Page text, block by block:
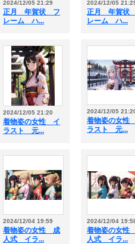
2024/12/05 21:29
正月 年賀状 フ
レーム ハ...
2024/12/05
正月 年賀状
レーム ハ...
2024/12/05 21:20
着物姿の女性 イ
ラスト 元...
2024/12/05
着物姿の女
ラスト 元...
2024/12/04 19:59
着物姿の女性 成
人式 イラ...
2024/12/04
着物姿の女
人式 イラ...